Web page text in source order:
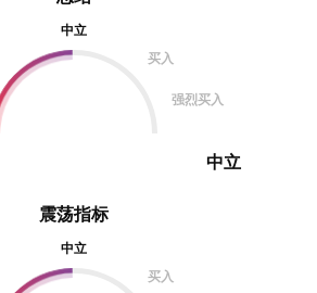
震荡指标
中立
买入
中立
买入
强烈买入
中立